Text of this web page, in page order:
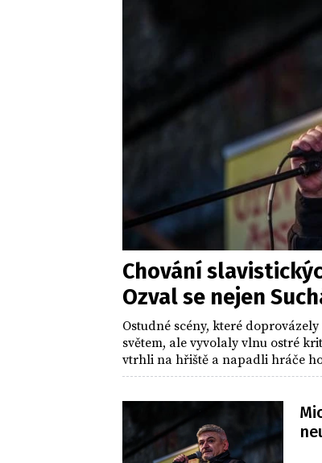
Chování
Ozval se nejen
Ostudné scény, které
světem, ale vyvolaly vlnu ostré
vtrhli na hřiště a napadli hráče
přímo na stadionu v Edenu